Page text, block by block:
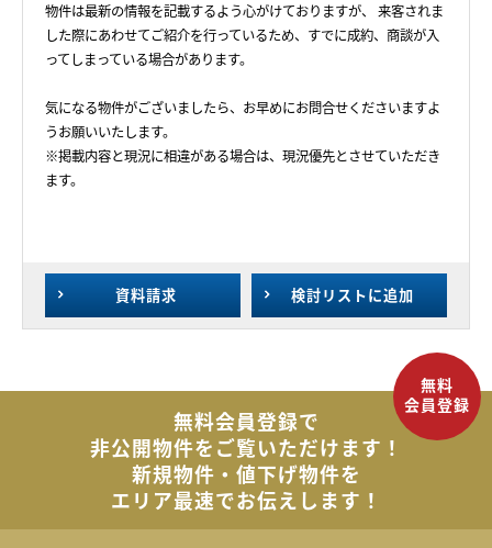
資料請求 検討リストに追加
物件は最新の情報を記載するよう心がけておりますが、 来客されま
した際にあわせてご紹介を行っているため、すでに成約、商談が入
ってしまっている場合があります。
気になる物件がございましたら、お早めにお問合せくださいますよ
うお願いいたします。
※掲載内容と現況に相違がある場合は、現況優先とさせていただき
ます。
無料会員登録で
非公開物件をご覧いただけます！
新規物件・値下げ物件を
エリア最速でお伝えします！